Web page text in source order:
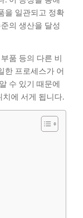
을 일관되고 정확
의 생산을 달성
품 등의 다른 비
한 프로세스가 어
수 있기 때문에
치에 서게 됩니다.